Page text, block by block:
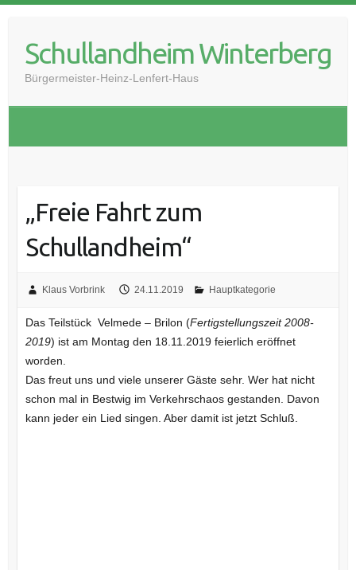
contentSchullandheim Winterberg
Bürgermeister-Heinz-Lenfert-Haus
„Freie Fahrt zum
Schullandheim“
Klaus Vorbrink 24.11.2019 Hauptkategorie
Das Teilstück Velmede – Brilon (Fertigstellungszeit 2008-
2019) ist am Montag den 18.11.2019 feierlich eröffnet
worden.
Das freut uns und viele unserer Gäste sehr. Wer hat nicht
schon mal in Bestwig im Verkehrschaos gestanden. Davon
kann jeder ein Lied singen. Aber damit ist jetzt Schluß.